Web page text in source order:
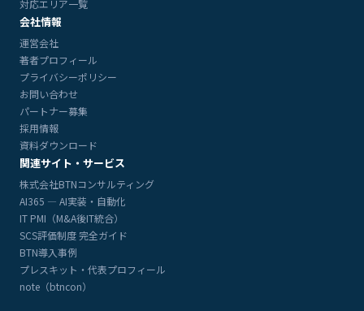
対応エリア一覧
会社情報
運営会社
著者プロフィール
プライバシーポリシー
お問い合わせ
パートナー募集
採用情報
資料ダウンロード
関連サイト・サービス
株式会社BTNコンサルティング
AI365 — AI実装・自動化
IT PMI（M&A後IT統合）
SCS評価制度 完全ガイド
BTN導入事例
プレスキット・代表プロフィール
note（btncon）